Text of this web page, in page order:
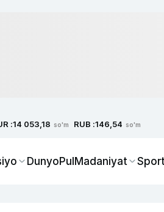
:14 053,18 so'm RUB :146,54 so'm
DunyoPulMadaniyat Sport